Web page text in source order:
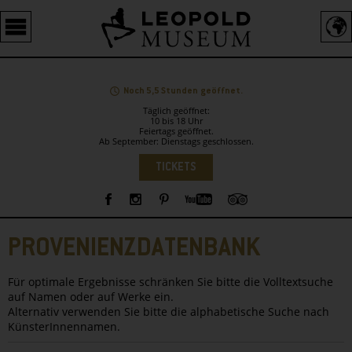
Barrierefreie
Bedienung
der
Noch 5,5 Stunden geöffnet.
Täglich geöffnet:
10 bis 18 Uhr
Feiertags geöffnet.
Ab September: Dienstags geschlossen.
TICKETS
Sidebar
PROVENIENZDATENBANK
Für optimale Ergebnisse schränken Sie bitte die Volltextsuche
auf Namen oder auf Werke ein.
Alternativ verwenden Sie bitte die alphabetische Suche nach
KünsterInnennamen.